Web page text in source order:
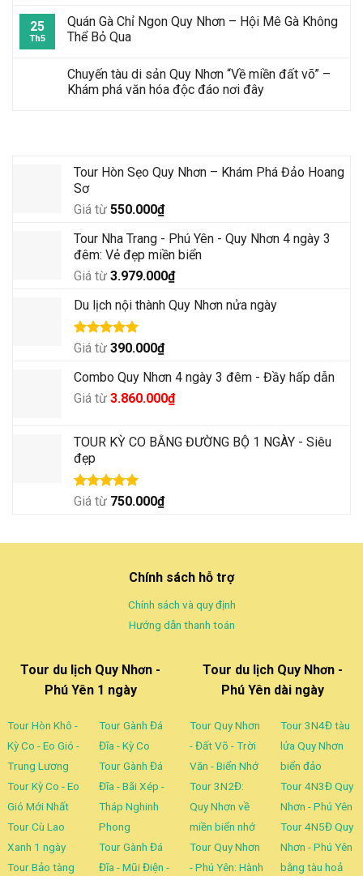
25
Th5
Quán Gà Chỉ Ngon Quy Nhơn – Hội Mê Gà Không
Thể Bỏ Qua
Chuyến tàu di sản Quy Nhơn “Về miền đất võ” –
Khám phá văn hóa độc đáo nơi đây
Tour Hòn Sẹo Quy Nhơn – Khám Phá Đảo Hoang
Sơ
Giá từ 550.000₫
Tour Nha Trang - Phú Yên - Quy Nhơn 4 ngày 3
đêm: Vẻ đẹp miền biển
Giá từ 3.979.000₫
Du lịch nội thành Quy Nhơn nửa ngày
Được xếp
5 sao
Giá từ 390.000₫
Combo Quy Nhơn 4 ngày 3 đêm - Đầy hấp dẫn
Giá từ Giá
là:
4.500.000₫.
3.860.000₫Giá
là:
TOUR KỲ CO BẰNG ĐƯỜNG BỘ 1 NGÀY - Siêu
đẹp
Được xếp
Giá từ 750.000₫
Chính sách hỗ trợ
Chính sách và quy định
Hướng dẫn thanh toán
Tour du lịch Quy Nhơn -
Phú Yên 1 ngày
Tour Hòn Khô -
Kỳ Co - Eo Gió -
Trung Lương
Tour Kỳ Co - Eo
Gió Mới Nhất
Tour Cù Lao
Xanh 1 ngày
Tour Bảo tàng
Tour Gành Đá
Đĩa - Kỳ Co
Tour Gành Đá
Đĩa - Bãi Xép -
Tháp Nghinh
Phong
Tour Gành Đá
Đĩa - Mũi Điện -
Tour du lịch Quy Nhơn -
Phú Yên dài ngày
Tour Quy Nhơn
- Đất Võ - Trời
Văn - Biển Nhớ
Tour 3N2Đ:
Quy Nhơn về
miền biển nhớ
Tour Quy Nhơn
- Phú Yên: Hành
Tour 3N4Đ tàu
lửa Quy Nhơn
biển đảo
Tour 4N3Đ Quy
Nhơn - Phú Yên
Tour 4N5Đ Quy
Nhơn - Phú Yên
bằng tàu hoả